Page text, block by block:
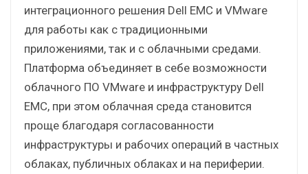
интеграционного решения Dell EMC и VMware
для работы как с традиционными
приложениями, так и с облачными средами.
Платформа объединяет в себе возможности
облачного ПО VMware и инфраструктуру Dell
EMC, при этом облачная среда становится
проще благодаря согласованности
инфраструктуры и рабочих операций в частных
облаках, публичных облаках и на периферии.